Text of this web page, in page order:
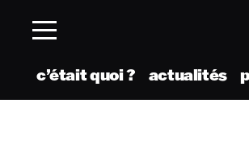
c’était quoi ? actualités